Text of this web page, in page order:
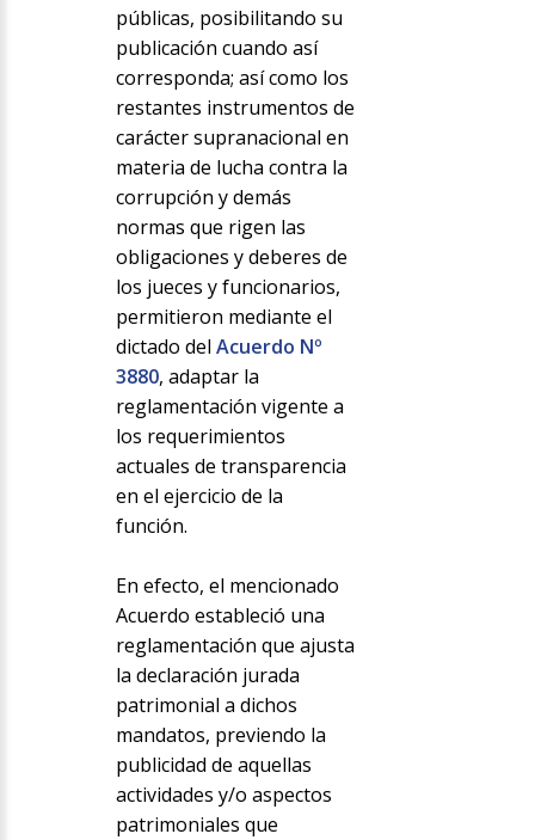
públicas, posibilitando su
publicación cuando así
corresponda; así como los
restantes instrumentos de
carácter supranacional en
materia de lucha contra la
corrupción y demás
normas que rigen las
obligaciones y deberes de
los jueces y funcionarios,
permitieron mediante el
dictado del Acuerdo Nº
3880, adaptar la
reglamentación vigente a
los requerimientos
actuales de transparencia
en el ejercicio de la
función.
En efecto, el mencionado
Acuerdo estableció una
reglamentación que ajusta
la declaración jurada
patrimonial a dichos
mandatos, previendo la
publicidad de aquellas
actividades y/o aspectos
patrimoniales que